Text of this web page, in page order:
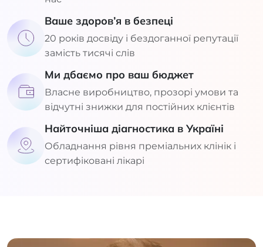
Ваше здоров’я в безпеці
20 років досвіду і бездоганної репутації
замість тисячі слів
Ми дбаємо про ваш бюджет
Власне виробництво, прозорі умови та
відчутні знижки для постійних клієнтів
Найточніша діагностика в Україні
Обладнання рівня преміальних клінік і
сертифіковані лікарі